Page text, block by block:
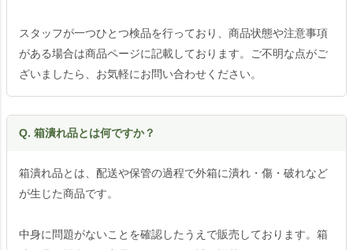
スタッフが一つひとつ検品を行っており、商品状態や注意事項
がある場合は商品ページに記載しております。ご不明な点がご
ざいましたら、お気軽にお問い合わせください。
Q. 箱潰れ品とは何ですか？
箱潰れ品とは、配送や保管の過程で外箱に潰れ・傷・破れなど
が生じた商品です。
中身に問題がないことを確認したうえで販売しております。箱